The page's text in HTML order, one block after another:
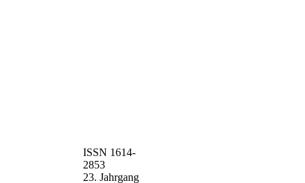
ISSN 1614-
2853
23. Jahrgang